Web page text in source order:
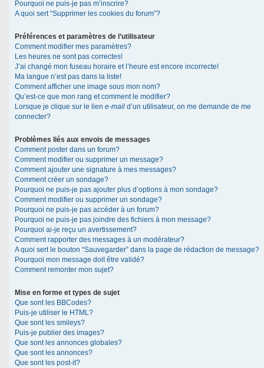
Pourquoi ne puis-je pas m’inscrire?
A quoi sert “Supprimer les cookies du forum”?
Préférences et paramètres de l’utilisateur
Comment modifier mes paramètres?
Les heures ne sont pas correctes!
J’ai changé mon fuseau horaire et l’heure est encore incorrecte!
Ma langue n’est pas dans la liste!
Comment afficher une image sous mon nom?
Qu’est-ce que mon rang et comment le modifier?
Lorsque je clique sur le lien e-mail d’un utilisateur, on me demande de me
connecter?
Problèmes liés aux envois de messages
Comment poster dans un forum?
Comment modifier ou supprimer un message?
Comment ajouter une signature à mes messages?
Comment créer un sondage?
Pourquoi ne puis-je pas ajouter plus d’options à mon sondage?
Comment modifier ou supprimer un sondage?
Pourquoi ne puis-je pas accéder à un forum?
Pourquoi ne puis-je pas joindre des fichiers à mon message?
Pourquoi ai-je reçu un avertissement?
Comment rapporter des messages à un modérateur?
A quoi sert le bouton “Sauvegarder” dans la page de rédaction de message?
Pourquoi mon message doit être validé?
Comment remonter mon sujet?
Mise en forme et types de sujet
Que sont les BBCodes?
Puis-je utiliser le HTML?
Que sont les smileys?
Puis-je publier des images?
Que sont les annonces globales?
Que sont les annonces?
Que sont les post-it?